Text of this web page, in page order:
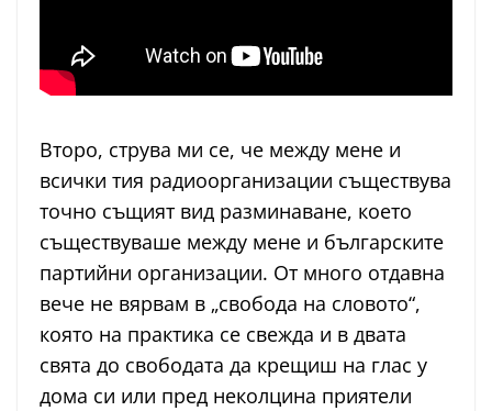
Второ, струва ми се, че между мене и
всички тия радиоорганизации съществува
точно същият вид разминаване, което
съществуваше между мене и българските
партийни организации. От много отдавна
вече не вярвам в „свобода на словото“,
която на практика се свежда и в двата
свята до свободата да крещиш на глас у
дома си или пред неколцина приятели